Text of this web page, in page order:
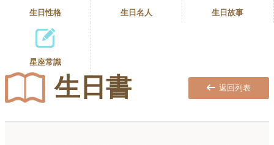
生日性格 生日名人 生日故事
星座常識
生日書 返回列表